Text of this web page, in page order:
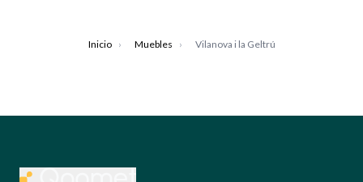
Inicio › Muebles › Vilanova i la Geltrú